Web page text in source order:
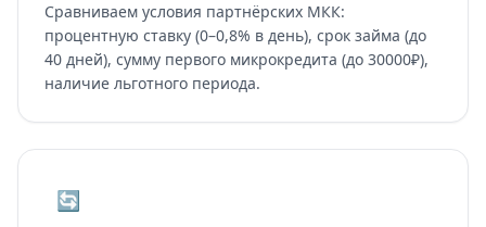
Сравниваем условия партнёрских МКК:
процентную ставку (0–0,8% в день), срок займа (до
40 дней), сумму первого микрокредита (до 30000₽),
наличие льготного периода.
🔄